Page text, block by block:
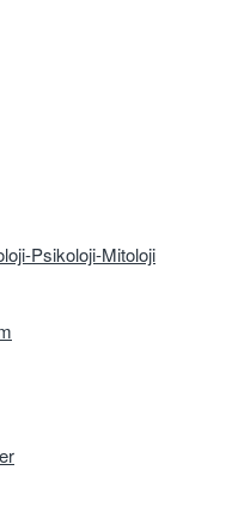
Psikoloji-Mitoloji